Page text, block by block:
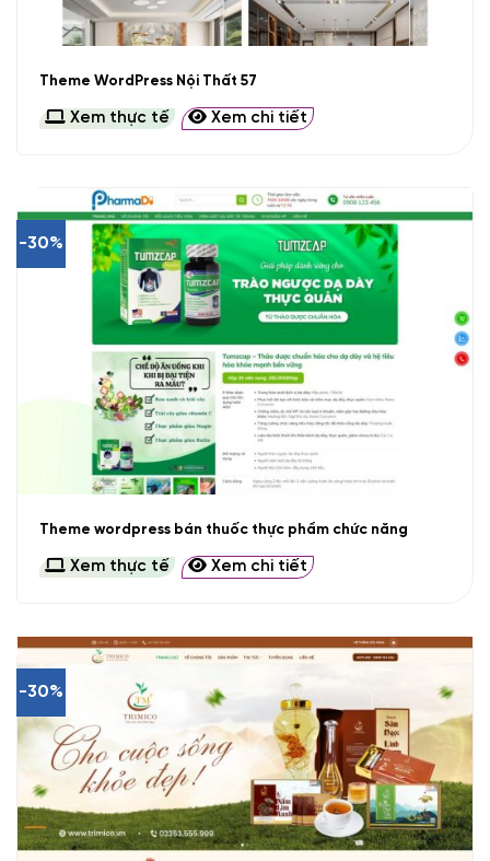
Theme WordPress Nội Thất 57
Xem thực tế Xem chi tiết
-30%
Theme wordpress bán thuốc thực phẩm chức năng
Xem thực tế Xem chi tiết
-30%